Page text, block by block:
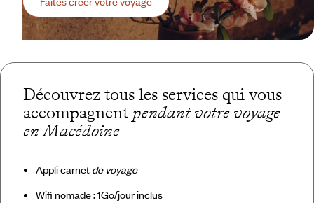
Découvrez tous les services qui vous
accompagnent pendant votre voyage
en Macédoine
Appli carnet de voyage
Wifi nomade : 1Go/jour inclus